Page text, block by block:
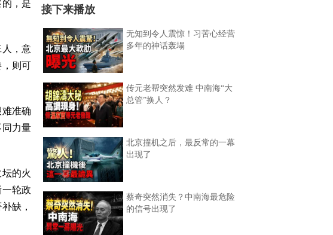
，是
，意
则可
准确
力量
的火
轮政
缺，
接下来播放
无知到令人震惊！习苦心经营
多年的神话轰塌
传元老帮突然发难 中南海“大
总管”换人？
北京撞机之后，最反常的一幕
出现了
蔡奇突然消失？中南海最危险
的信号出现了